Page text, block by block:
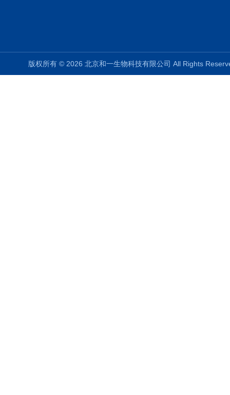
版权所有 © 2026 北京和一生物科技有限公司 All Rights